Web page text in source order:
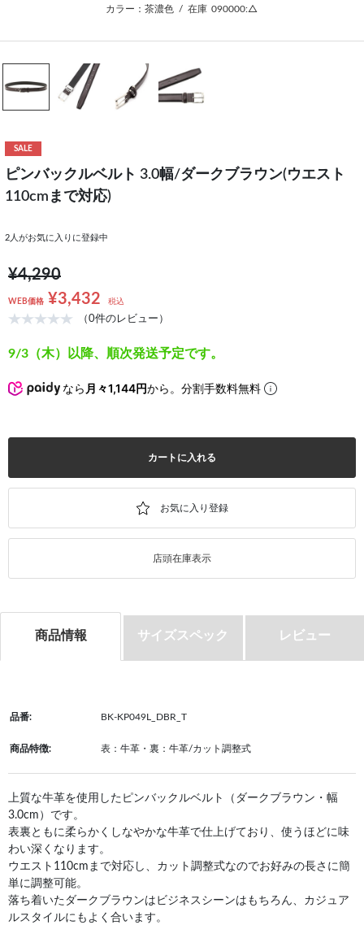
カラー：茶濃色 / 在庫 090000:△
SALE
ピンバックルベルト 3.0幅/ダークブラウン(ウエスト
110cmまで対応)
2 人がお気に入りに登録中
¥4,290
WEB価格 ¥3,432 税込
（0件のレビュー）
9/3（木）以降、順次発送予定です。
なら 月々1,144円から。分割手数料無料
カートに入れる
店頭在庫表示
商品情報 サイズスペック レビュー
品番: BK-KP049L_DBR_T
商品特徴: 表：牛革・裏：牛革/カット調整式
上質な牛革を使用したピンバックルベルト（ダークブラウン・幅
3.0cm）です。
表裏ともに柔らかくしなやかな牛革で仕上げており、使うほどに味
わい深くなります。
ウエスト110cmまで対応し、カット調整式なのでお好みの長さに簡
単に調整可能。
落ち着いたダークブラウンはビジネスシーンはもちろん、カジュア
ルスタイルにもよく合います。